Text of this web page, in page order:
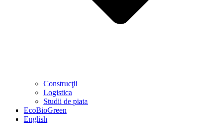
Construcţii
Logistica
Studii de piata
EcoBioGreen
English